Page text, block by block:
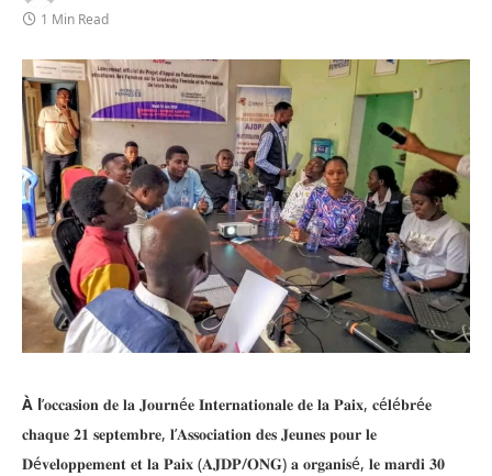
1 Min Read
À l’𝐨𝐜𝐜𝐚𝐬𝐢𝐨𝐧 𝐝𝐞 𝐥𝐚 𝐉𝐨𝐮𝐫𝐧é𝐞 𝐈𝐧𝐭𝐞𝐫𝐧𝐚𝐭𝐢𝐨𝐧𝐚𝐥𝐞 𝐝𝐞 𝐥𝐚 𝐏𝐚𝐢𝐱, 𝐜é𝐥é𝐛𝐫é𝐞
𝐜𝐡𝐚𝐪𝐮𝐞 𝟐𝟏 𝐬𝐞𝐩𝐭𝐞𝐦𝐛𝐫𝐞, 𝐥’𝐀𝐬𝐬𝐨𝐜𝐢𝐚𝐭𝐢𝐨𝐧 𝐝𝐞𝐬 𝐉𝐞𝐮𝐧𝐞𝐬 𝐩𝐨𝐮𝐫 𝐥𝐞
𝐃é𝐯𝐞𝐥𝐨𝐩𝐩𝐞𝐦𝐞𝐧𝐭 𝐞𝐭 𝐥𝐚 𝐏𝐚𝐢𝐱 (𝐀𝐉𝐃𝐏/𝐎𝐍𝐆) 𝐚 𝐨𝐫𝐠𝐚𝐧𝐢𝐬é, 𝐥𝐞 𝐦𝐚𝐫𝐝𝐢 𝟑𝟎